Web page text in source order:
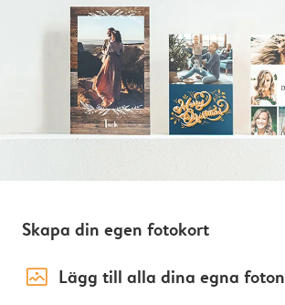
Skapa din egen fotokort
image_placeholder Lägg till alla dina egna foton